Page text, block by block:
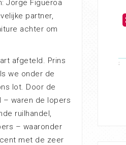
Jorge Figueroa
partner,
achter om
afgeteld. Prins
we onder de
lot. Door de
– waren de lopers
ruilhandel,
– waaronder
met de zeer